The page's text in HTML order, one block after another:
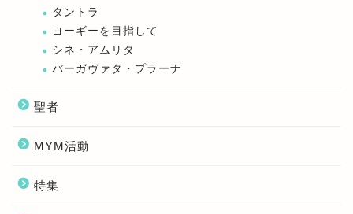
タントラ
ヨーギーを目指して
シネ・アムリタ
バーガヴァタ・プラーナ
聖者
MYM活動
特集